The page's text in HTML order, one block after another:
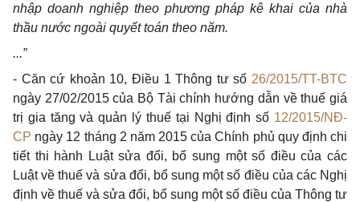
nhập doanh nghiệp theo phương pháp kê khai của nhà
thầu nước ngoài quyết toán theo năm.
...”
- Căn cứ khoản 10, Điều 1 Thông tư số 26/2015/TT-BTC
ngày 27/02/2015 của Bộ Tài chính hướng dẫn về thuế giá
trị gia tăng và quản lý thuế tại Nghị định số 12/2015/NĐ-
CP ngày 12 tháng 2 năm 2015 của Chính phủ quy định chi
tiết thi hành Luật sửa đổi, bổ sung một số điều của các
Luật về thuế và sửa đổi, bổ sung một số điều của các Nghị
định về thuế và sửa đổi, bổ sung một số điều của Thông tư